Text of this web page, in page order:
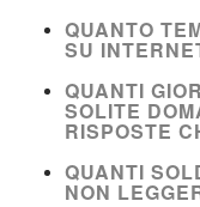
QUANTO
SU
QUANTI
SOLITE
RISPOSTE
QUANTI
NON